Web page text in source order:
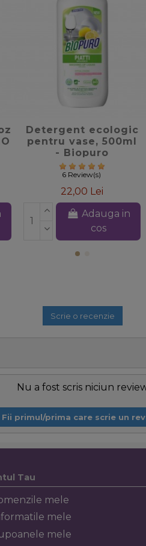
Detergent ecologic
pentru vase, 500ml
- Biopuro
6 Review(s)
22,00 Lei
Adauga in
cos
Scrie o recenzie
Nu a fost scris niciun
Fii primul/prima care scrie un
Tau
mele
mele
mele